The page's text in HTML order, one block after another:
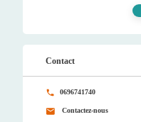
Contact
0696741740
Contactez-nous